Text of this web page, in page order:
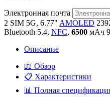
Электронная почта
2 SIM 5G, 6.77" AMOLED
Bluetooth 5.4, NFC, 6500 мАч
Описание
📖 Обзор
📋 Характеристики
📊 Полная